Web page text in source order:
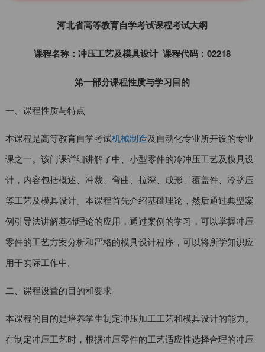
河北省高等教育自学考试课程考试大纲
课程名称：冲压工艺及模具设计 课程代码：02218
第一部分课程性质与学习目的
一、课程性质与特点
本课程是高等教育自学考试机械制造及自动化专业所开设的专业
课之一。该门课详细讲解了中、小型零件的冷冲压工艺及模具设
计，内容包括概述、冲裁、弯曲、拉深、成形、覆盖件、冷挤压
等工艺及模具设计。本课程首先介绍基础理论，然后通过典型案
例引导法讲解基础理论的应用，通过案例的学习，可以掌握冲压
零件的工艺方案分析和严格的模具设计程序，可以将所学知识应
用于实际工作中。
二、课程设置的目的和要求
本课程的目的是培养学生制定冲压加工工艺和模具设计的能力。
在制定冲压工艺时，根据冲压零件的工艺适应性选择合理的冲压